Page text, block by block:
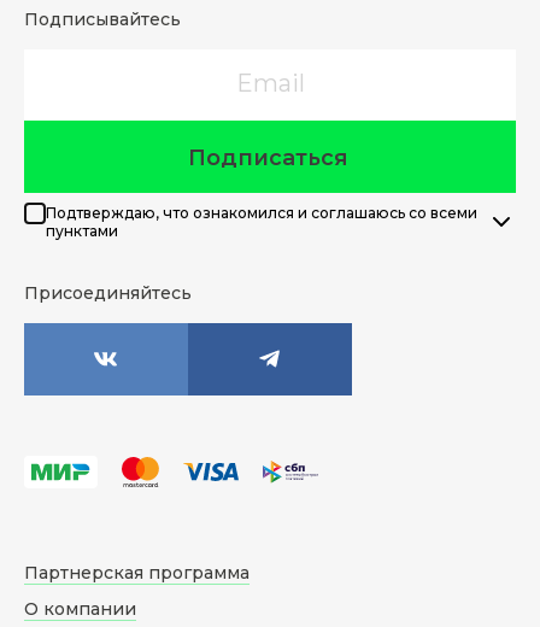
Подписывайтесь
Подписаться
Подтверждаю, что ознакомился и соглашаюсь со всеми
пунктами
Присоединяйтесь
Партнерская программа
О компании